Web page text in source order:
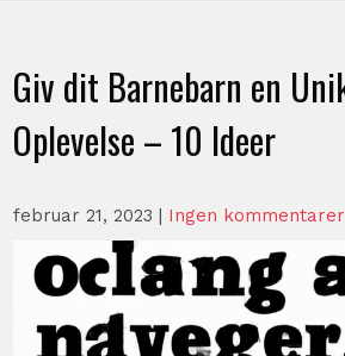
Giv dit Barnebarn en
Oplevelse – 10 Ideer
februar 21, 2023 | Ingen kommentarer